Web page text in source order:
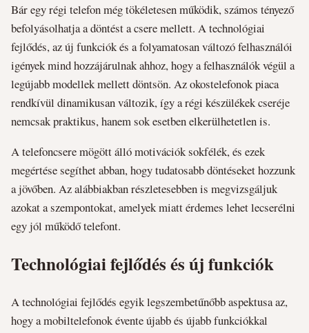
Bár egy régi telefon még tökéletesen működik, számos tényező
befolyásolhatja a döntést a csere mellett. A technológiai
fejlődés, az új funkciók és a folyamatosan változó felhasználói
igények mind hozzájárulnak ahhoz, hogy a felhasználók végül a
legújabb modellek mellett döntsön. Az okostelefonok piaca
rendkívül dinamikusan változik, így a régi készülékek cseréje
nemcsak praktikus, hanem sok esetben elkerülhetetlen is.
A telefoncsere mögött álló motivációk sokfélék, és ezek
megértése segíthet abban, hogy tudatosabb döntéseket hozzunk
a jövőben. Az alábbiakban részletesebben is megvizsgáljuk
azokat a szempontokat, amelyek miatt érdemes lehet lecserélni
egy jól működő telefont.
Technológiai fejlődés és új funkciók
A technológiai fejlődés egyik legszembetűnőbb aspektusa az,
hogy a mobiltelefonok évente újabb és újabb funkciókkal